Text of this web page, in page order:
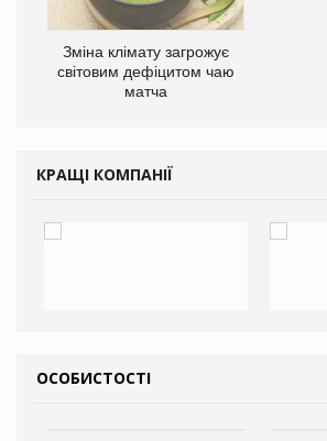
Зміна клімату загрожує
світовим дефіцитом чаю
матча
КРАЩІ КОМПАНІЇ
ОСОБИСТОСТІ